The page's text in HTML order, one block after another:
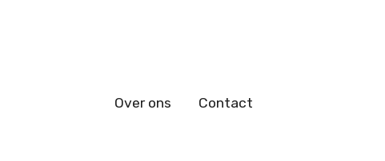
Over ons Contact